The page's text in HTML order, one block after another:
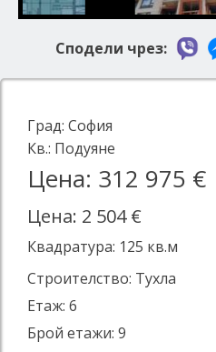
Сподели чрез:
Град: София
Кв.: Подуяне
Цена: 312 975 €
Цена: 2 504 €
Квадратура: 125 кв.м
Строителство: Тухла
Етаж: 6
Брой етажи: 9